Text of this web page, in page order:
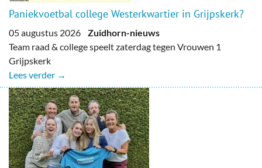
Paniekvoetbal college Westerkwartier in Grijpskerk?
05 augustus 2026 Zuidhorn-nieuws
Team raad & college speelt zaterdag tegen Vrouwen 1
Grijpskerk
Lees verder →